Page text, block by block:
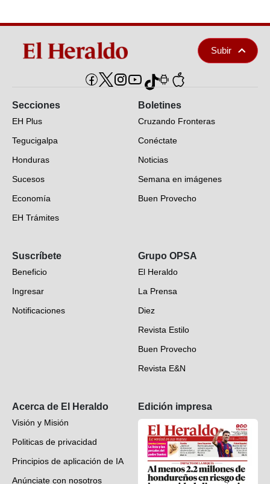
Subir
Secciones
EH Plus
Tegucigalpa
Honduras
Sucesos
Economía
EH Trámites
EH Verifica
Fotogalerías
Deportes
Videos
Boletines
Cruzando Fronteras
Conéctate
Noticias
Semana en imágenes
Buen Provecho
Suscríbete
Beneficio
Ingresar
Notificaciones
Grupo OPSA
El Heraldo
La Prensa
Diez
Revista Estilo
Buen Provecho
Revista E&N
Acerca de El Heraldo
Visión y Misión
Politicas de privacidad
Principios de aplicación de IA
Anúnciate con nosotros
Edición impresa